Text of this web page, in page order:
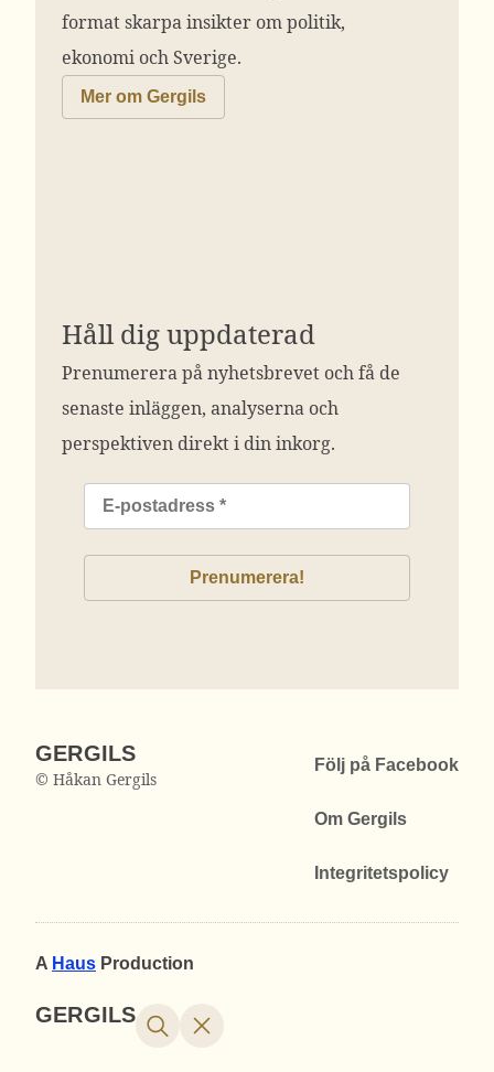
format skarpa insikter om politik,
ekonomi och Sverige.
Mer om Gergils
Håll dig uppdaterad
Prenumerera på nyhetsbrevet och få de
senaste inläggen, analyserna och
perspektiven direkt i din inkorg.
GERGILS
© Håkan Gergils
Följ på Facebook
Om Gergils
Integritetspolicy
A Haus Production
GERGILS